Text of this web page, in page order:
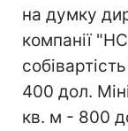
на думку
компанії
400 дол.
кв. м - 800